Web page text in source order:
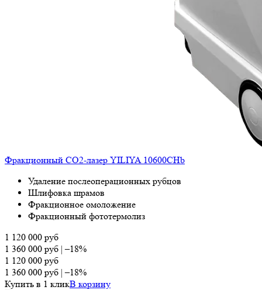
Фракционный СО2-лазер YILIYA 10600CHb
Удаление послеоперационных рубцов
Шлифовка шрамов
Фракционное омоложение
Фракционный фототермолиз
1 120 000 руб
1 360 000 руб |–18%
1 120 000 руб
1 360 000 руб |–18%
Купить в 1 кликВ корзину